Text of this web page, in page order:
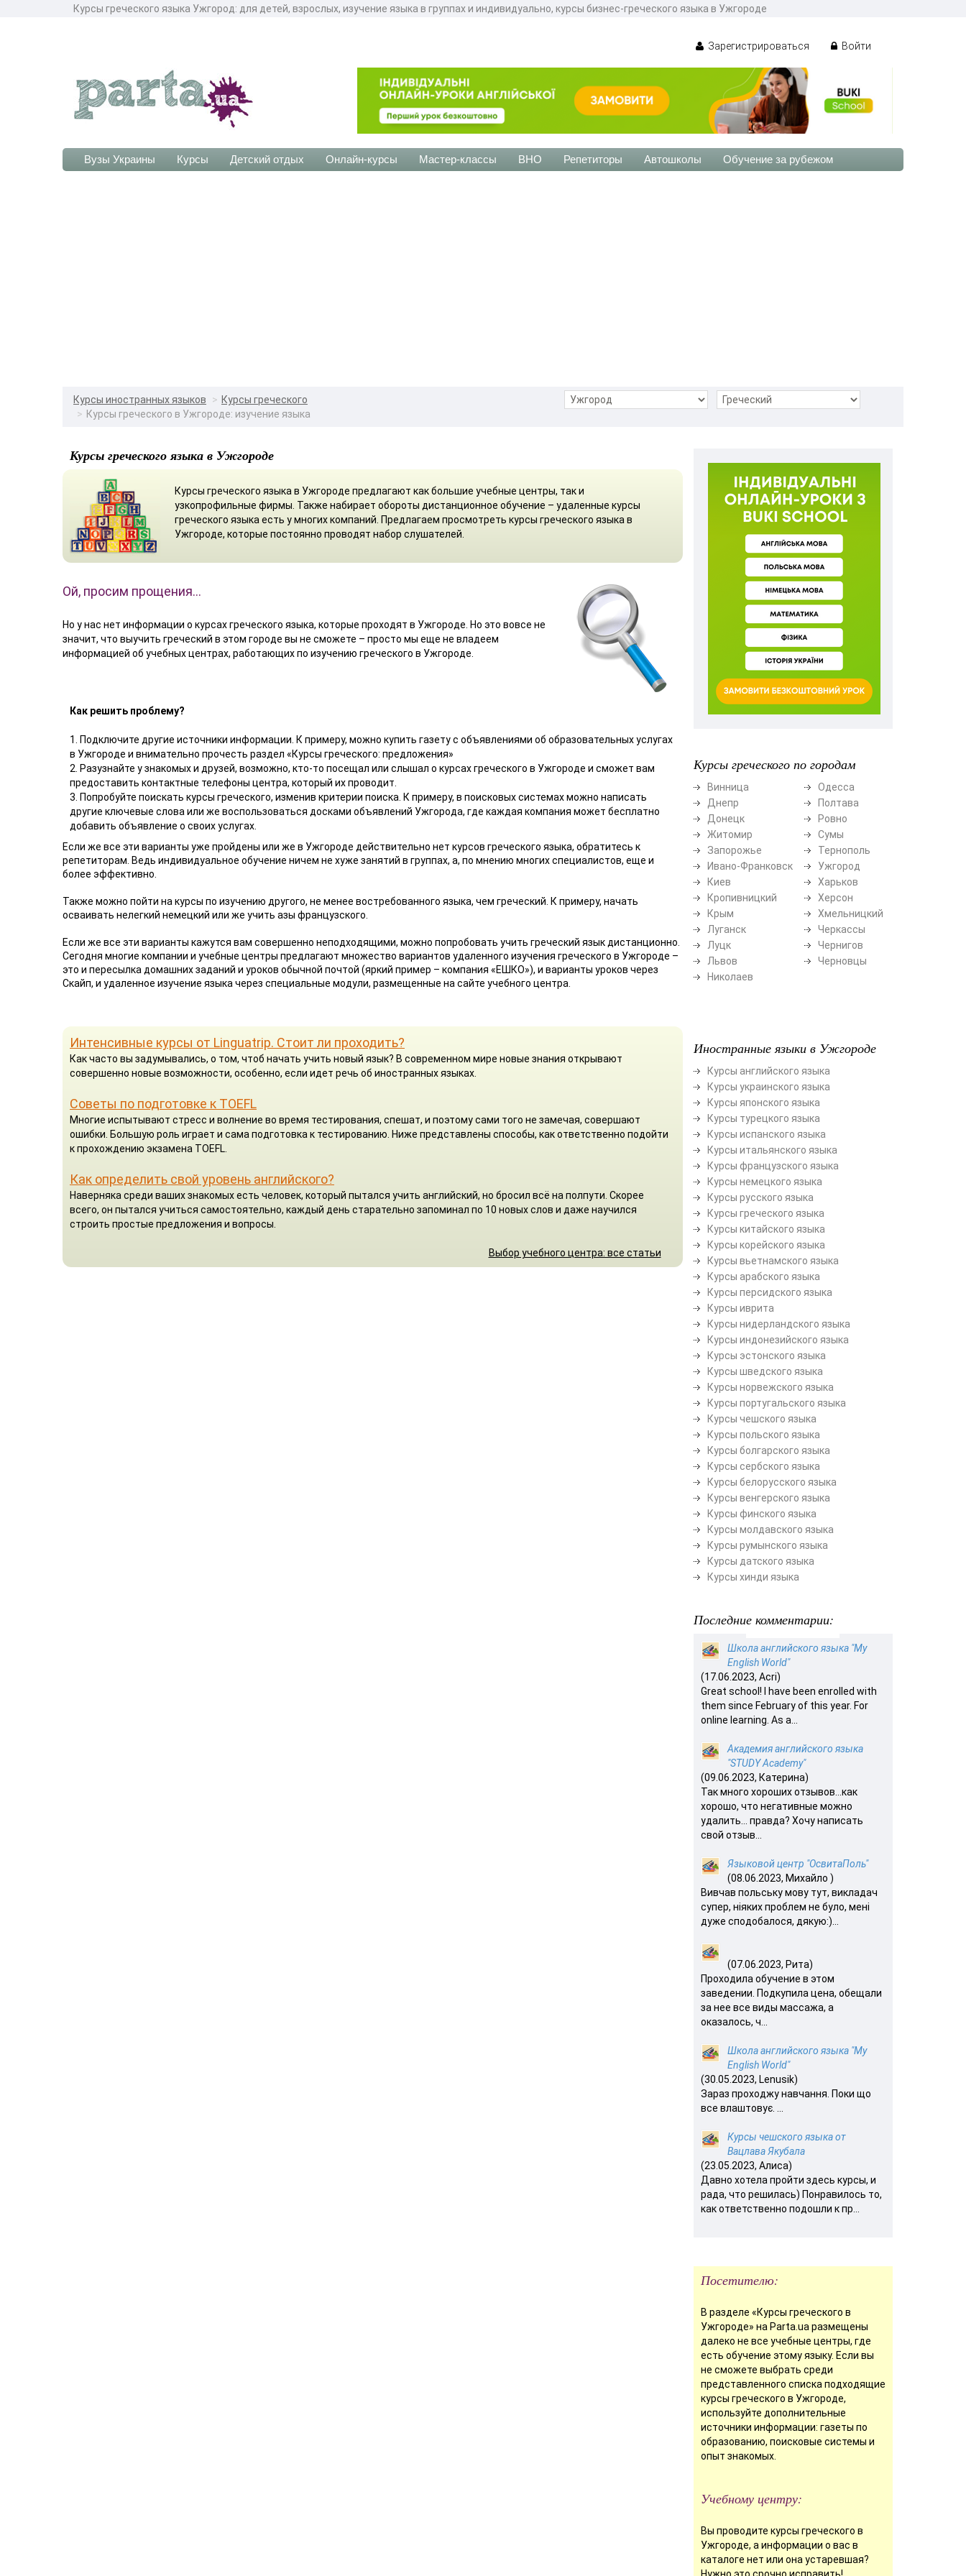
Курсы греческого языка Ужгород: для детей, взрослых, изучение языка в группах и индивидуально, курсы бизнес-греческого языка в Ужгороде
Зарегистрироваться Войти
Вузы Украины Курсы Детский отдых Онлайн-курсы Мастер-классы ВНО Репетиторы Автошколы Обучение за рубежом
Курсы иностранных языков
Курсы греческого
Курсы греческого в Ужгороде: изучение языка
Курсы греческого языка в Ужгороде
Курсы греческого языка в Ужгороде предлагают как большие учебные центры, так и
узкопрофильные фирмы. Также набирает обороты дистанционное обучение – удаленные курсы
греческого языка есть у многих компаний. Предлагаем просмотреть курсы греческого языка в
Ужгороде, которые постоянно проводят набор слушателей.
Ой, просим прощения…
Но у нас нет информации о курсах греческого языка, которые проходят в Ужгороде. Но это вовсе не
значит, что выучить греческий в этом городе вы не сможете – просто мы еще не владеем
информацией об учебных центрах, работающих по изучению греческого в Ужгороде.
Как решить проблему?
1. Подключите другие источники информации. К примеру, можно купить газету с объявлениями об образовательных услугах
в Ужгороде и внимательно прочесть раздел «Курсы греческого: предложения»
2. Разузнайте у знакомых и друзей, возможно, кто-то посещал или слышал о курсах греческого в Ужгороде и сможет вам
предоставить контактные телефоны центра, который их проводит.
3. Попробуйте поискать курсы греческого, изменив критерии поиска. К примеру, в поисковых системах можно написать
другие ключевые слова или же воспользоваться досками объявлений Ужгорода, где каждая компания может бесплатно
добавить объявление о своих услугах.
Если же все эти варианты уже пройдены или же в Ужгороде действительно нет курсов греческого языка, обратитесь к
репетиторам. Ведь индивидуальное обучение ничем не хуже занятий в группах, а, по мнению многих специалистов, еще и
более эффективно.
Также можно пойти на курсы по изучению другого, не менее востребованного языка, чем греческий. К примеру, начать
осваивать нелегкий немецкий или же учить азы французского.
Если же все эти варианты кажутся вам совершенно неподходящими, можно попробовать учить греческий язык дистанционно.
Сегодня многие компании и учебные центры предлагают множество вариантов удаленного изучения греческого в Ужгороде –
это и пересылка домашних заданий и уроков обычной почтой (яркий пример – компания «ЕШКО»), и варианты уроков через
Скайп, и удаленное изучение языка через специальные модули, размещенные на сайте учебного центра.
Интенсивные курсы от Linguatrip. Стоит ли проходить?
Как часто вы задумывались, о том, чтоб начать учить новый язык? В современном мире новые знания открывают
совершенно новые возможности, особенно, если идет речь об иностранных языках.
Советы по подготовке к TOEFL
Многие испытывают стресс и волнение во время тестирования, спешат, и поэтому сами того не замечая, совершают
ошибки. Большую роль играет и сама подготовка к тестированию. Ниже представлены способы, как ответственно подойти
к прохождению экзамена TOEFL.
Как определить свой уровень английского?
Наверняка среди ваших знакомых есть человек, который пытался учить английский, но бросил всё на полпути. Скорее
всего, он пытался учиться самостоятельно, каждый день старательно запоминал по 10 новых слов и даже научился
строить простые предложения и вопросы.
Выбор учебного центра: все статьи
Курсы греческого по городам
Винница
Днепр
Донецк
Житомир
Запорожье
Ивано-Франковск
Киев
Кропивницкий
Крым
Луганск
Луцк
Львов
Николаев
Одесса
Полтава
Ровно
Сумы
Тернополь
Ужгород
Харьков
Херсон
Хмельницкий
Черкассы
Чернигов
Черновцы
Иностранные языки в Ужгороде
Курсы английского языка
Курсы украинского языка
Курсы японского языка
Курсы турецкого языка
Курсы испанского языка
Курсы итальянского языка
Курсы французского языка
Курсы немецкого языка
Курсы русского языка
Курсы греческого языка
Курсы китайского языка
Курсы корейского языка
Курсы вьетнамского языка
Курсы арабского языка
Курсы персидского языка
Курсы иврита
Курсы нидерландского языка
Курсы индонезийского языка
Курсы эстонского языка
Курсы шведского языка
Курсы норвежского языка
Курсы португальского языка
Курсы чешского языка
Курсы польского языка
Курсы болгарского языка
Курсы сербского языка
Курсы белорусского языка
Курсы венгерского языка
Курсы финского языка
Курсы молдавского языка
Курсы румынского языка
Курсы датского языка
Курсы хинди языка
Последние комментарии:
Школа английского языка "My
English World"
(17.06.2023, Acri)
Great school! I have been enrolled with
them since February of this year. For
online learning. As a...
Академия английского языка
"STUDY Academy"
(09.06.2023, Катерина)
Так много хороших отзывов…как
хорошо, что негативные можно
удалить… правда? Хочу написать
свой отзыв...
Языковой центр "ОсвитаПоль"
(08.06.2023, Михайло )
Вивчав польську мову тут, викладач
супер, ніяких проблем не було, мені
дуже сподобалося, дякую:)...
(07.06.2023, Рита)
Проходила обучение в этом
заведении. Подкупила цена, обещали
за нее все виды массажа, а
оказалось, ч...
Школа английского языка "My
English World"
(30.05.2023, Lenusik)
Зараз проходжу навчання. Поки що
все влаштовує. ...
Курсы чешского языка от
Вацлава Якубала
(23.05.2023, Алиса)
Давно хотела пройти здесь курсы, и
рада, что решилась) Понравилось то,
как ответственно подошли к пр...
Посетителю:
В разделе «Курсы греческого в
Ужгороде» на Parta.ua размещены
далеко не все учебные центры, где
есть обучение этому языку. Если вы
не сможете выбрать среди
представленного списка подходящие
курсы греческого в Ужгороде,
используйте дополнительные
источники информации: газеты по
образованию, поисковые системы и
опыт знакомых.
Учебному центру:
Вы проводите курсы греческого в
Ужгороде, а информации о вас в
каталоге нет или она устаревшая?